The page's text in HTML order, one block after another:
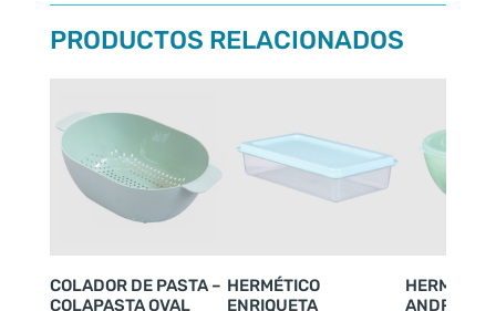
PRODUCTOS RELACIONADOS
COLADOR DE PASTA –
COLAPASTA OVAL
HERMÉTICO
ENRIQUETA
ANDREA